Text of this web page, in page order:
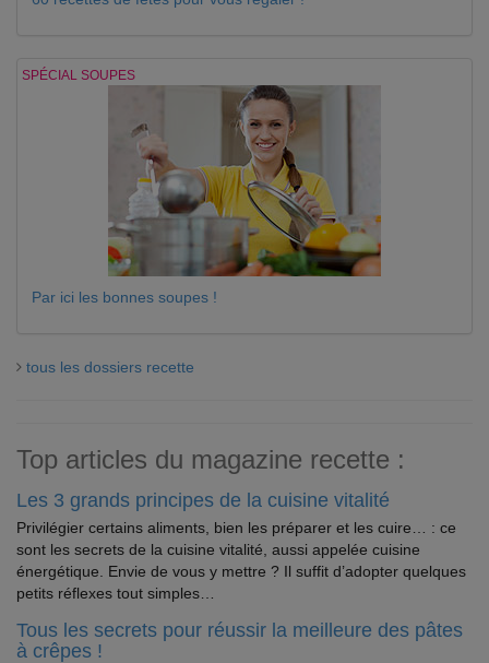
SPÉCIAL SOUPES
Par ici les bonnes soupes !
tous les dossiers recette
Top articles du magazine recette :
Les 3 grands principes de la cuisine vitalité
Privilégier certains aliments, bien les préparer et les cuire… : ce
sont les secrets de la cuisine vitalité, aussi appelée cuisine
énergétique. Envie de vous y mettre ? Il suffit d’adopter quelques
petits réflexes tout simples…
Tous les secrets pour réussir la meilleure des pâtes
à crêpes !